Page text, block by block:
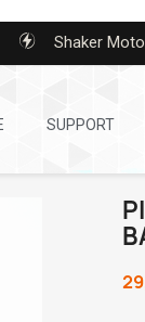
Shaker
SUPPORT